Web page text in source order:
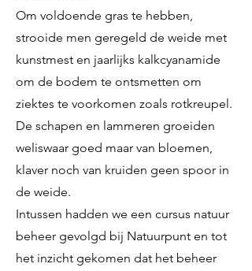
Om voldoende gras te hebben,
strooide men geregeld de weide met
kunstmest en jaarlijks kalkcyanamide
om de bodem te ontsmetten om
ziektes te voorkomen zoals rotkreupel.
De schapen en lammeren groeiden
weliswaar goed maar van bloemen,
klaver noch van kruiden geen spoor in
de weide.
Intussen hadden we een cursus natuur
beheer gevolgd bij Natuurpunt en tot
het inzicht gekomen dat het beheer